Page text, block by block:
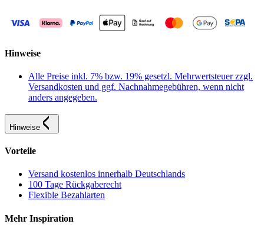
Hinweise
Alle Preise inkl. 7% bzw. 19% gesetzl. Mehrwertsteuer zzgl.
Versandkosten und ggf. Nachnahmegebühren, wenn nicht
anders angegeben.
Hinweise
Vorteile
Versand kostenlos innerhalb Deutschlands
100 Tage Rückgaberecht
Flexible Bezahlarten
Mehr Inspiration